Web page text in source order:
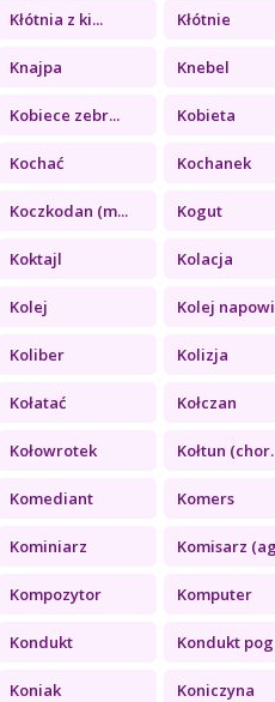
Kłótnia z ki... Kłótnie
Knajpa Knebel
Kobiece zebr... Kobieta
Kochać Kochanek
Koczkodan (m... Kogut
Koktajl Kolacja
Kolej Kolej
Koliber Kolizja
Kołatać Kołczan
Kołowrotek Kołtun
Komediant Komers
Kominiarz Komisarz
Kompozytor Komputer
Kondukt Kondukt
Koniak Koniczyna